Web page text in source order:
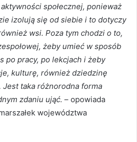
społecznej, ponieważ
izolują się od siebie i to dotyczy
wsi. Poza tym chodzi o to,
żeby umieć w sposób
po pracy, po lekcjach i żeby
kulturę, również dziedzinę
taka różnorodna forma
zdaniu ująć. – opowiada
województwa